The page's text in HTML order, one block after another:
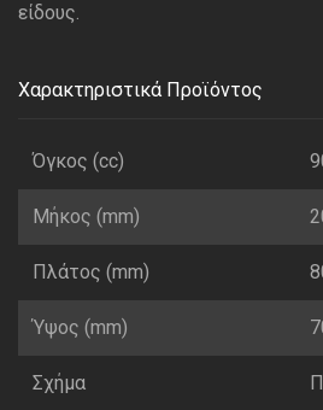
είδους.
Χαρακτηριστικά Προϊόντος
Όγκος (cc)
Μήκος (mm)
Πλάτος (mm)
Ύψος (mm)
Σχήμα